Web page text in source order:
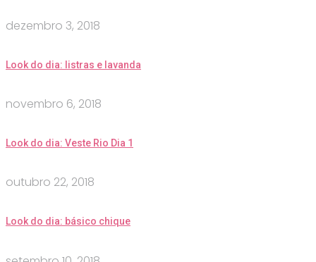
dezembro 3, 2018
Look do dia: listras e lavanda
novembro 6, 2018
Look do dia: Veste Rio Dia 1
outubro 22, 2018
Look do dia: básico chique